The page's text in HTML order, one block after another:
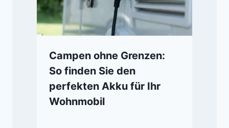
Campen ohne Grenzen:
So finden Sie den
perfekten Akku für Ihr
Wohnmobil